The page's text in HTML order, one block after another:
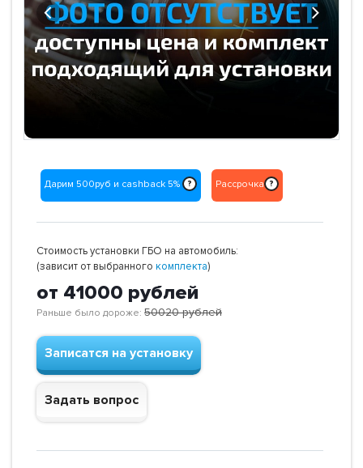
Previous Next
Дарим 500руб и cashback 5% ? Рассрочка ?
Стоимость установки ГБО на автомобиль:
(зависит от выбранного комплекта)
от 41000 рублей
Раньше было дороже: 50020рублей
Записатся на установку
Задать вопрос